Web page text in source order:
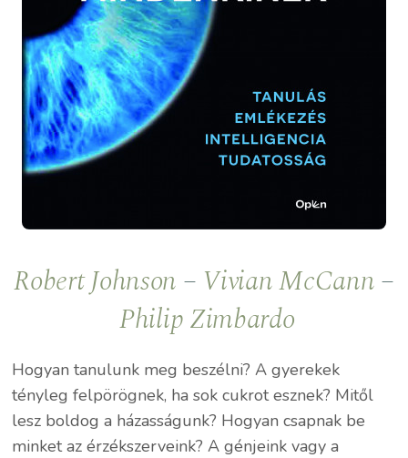
Robert Johnson– Vivian McCann–
Philip Zimbardo
Hogyan tanulunk meg beszélni? A gyerekek
tényleg felpörögnek, ha sok cukrot esznek? Mitől
lesz boldog a házasságunk? Hogyan csapnak be
minket az érzékszerveink? A génjeink vagy a